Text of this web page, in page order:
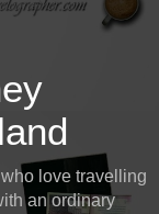
love travelling
an ordinary